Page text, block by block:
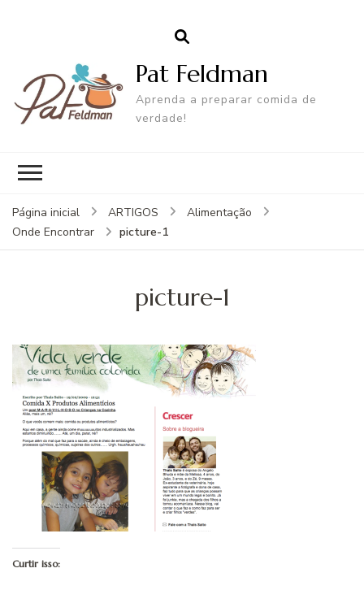
Pat Feldman
Aprenda a preparar comida de
verdade!
Página inicial ARTIGOS
Alimentação
Onde Encontrar
picture-1
picture-1
Curtir isso: